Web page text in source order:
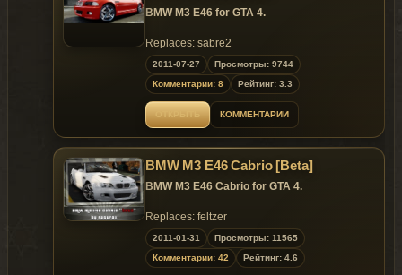
Full Dirt Mapping;
Replaces: any car
BMW M3 E46 for GTA 4.
Replaces: sabre2
2011-07-27
Просмотры: 9744
Комментарии: 8
Рейтинг: 3.3
КОММЕНТАРИИ
BMW M3 E46 Cabrio [Beta]
BMW M3 E46 Cabrio for GTA 4.
Replaces: feltzer
~ GTAMANIA EXCLUSIVE ~
2011-01-31
Просмотры: 11565
Комментарии: 42
Рейтинг: 4.6